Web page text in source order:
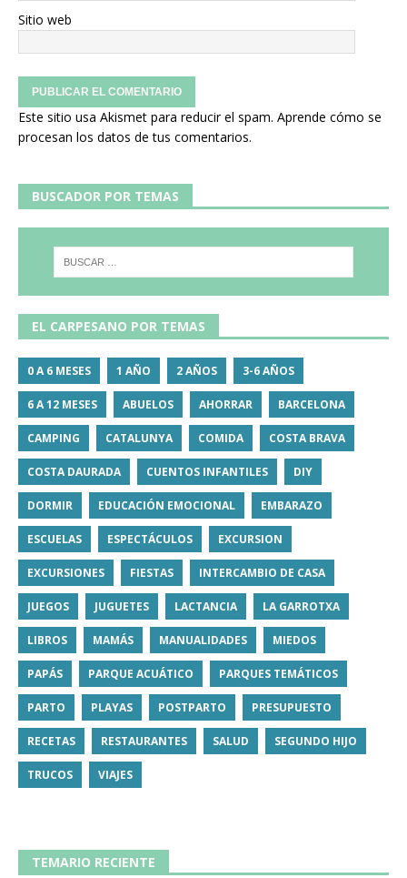
Sitio web
Este sitio usa Akismet para reducir el spam. Aprende cómo se
procesan los datos de tus comentarios.
BUSCADOR POR TEMAS
EL CARPESANO POR TEMAS
0 A 6 MESES 1 AÑO 2 AÑOS 3-6 AÑOS
6 A 12 MESES ABUELOS AHORRAR BARCELONA
CAMPING CATALUNYA COMIDA COSTA BRAVA
COSTA DAURADA CUENTOS INFANTILES DIY
DORMIR EDUCACIÓN EMOCIONAL EMBARAZO
ESCUELAS ESPECTÁCULOS EXCURSION
EXCURSIONES FIESTAS INTERCAMBIO DE CASA
JUEGOS JUGUETES LACTANCIA LA GARROTXA
LIBROS MAMÁS MANUALIDADES MIEDOS
PAPÁS PARQUE ACUÁTICO PARQUES TEMÁTICOS
PARTO PLAYAS POSTPARTO PRESUPUESTO
RECETAS RESTAURANTES SALUD SEGUNDO HIJO
TRUCOS VIAJES
TEMARIO RECIENTE